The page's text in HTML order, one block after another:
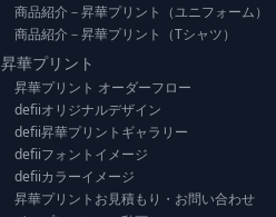
商品紹介－昇華プリント（ユニフォーム）
商品紹介－昇華プリント（Tシャツ）
昇華プリント
昇華プリント オーダーフロー
defiiオリジナルデザイン
defii昇華プリントギャラリー
defiiフォントイメージ
defiiカラーイメージ
昇華プリントお見積もり・お問い合わせ